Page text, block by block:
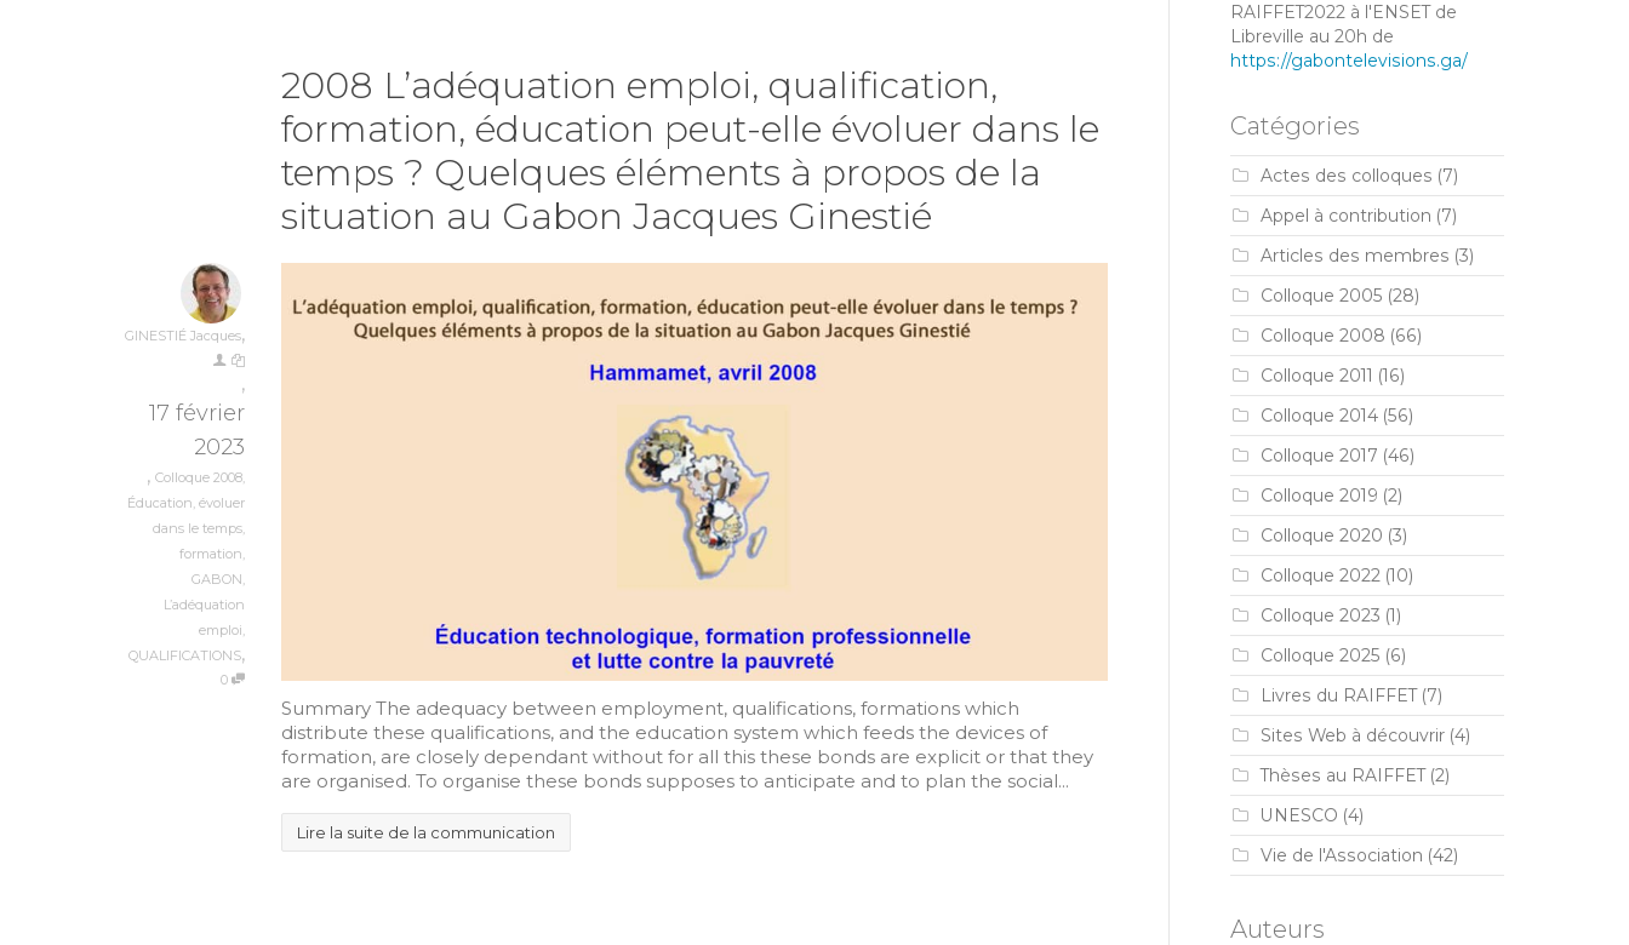
2008 L’adéquation emploi, qualification,
formation, éducation peut-elle évoluer dans le
temps ? Quelques éléments à propos de la
situation au Gabon Jacques Ginestié
GINESTIÉ Jacques,
,
17 février
2023
, Colloque 2008
Éducation évoluer
dans le temps
formation
GABON
L’adéquation
emploi
QUALIFICATIONS,
0
Summary The adequacy between employment, qualifications, formations which
distribute these qualifications, and the education system which feeds the devices of
formation, are closely dependant without for all this these bonds are explicit or that they
are organised. To organise these bonds supposes to anticipate and to plan the social...
Lire la suite de la communication
RAIFFET2022 à l'ENSET de
Libreville au 20h de
https://gabontelevisions.ga/
Catégories
Actes des colloques (7)
Appel à contribution (7)
Articles des membres (3)
Colloque 2005 (28)
Colloque 2008 (66)
Colloque 2011 (16)
Colloque 2014(56)
Colloque 2017 (46)
Colloque 2019 (2)
Colloque 2020 (3)
Colloque 2022(10)
Colloque 2023 (1)
Colloque 2025 (6)
Livres du RAIFFET(7)
Sites Web à découvrir(4)
Thèses au RAIFFET(2)
UNESCO (4)
Vie de l'Association (42)
Auteurs